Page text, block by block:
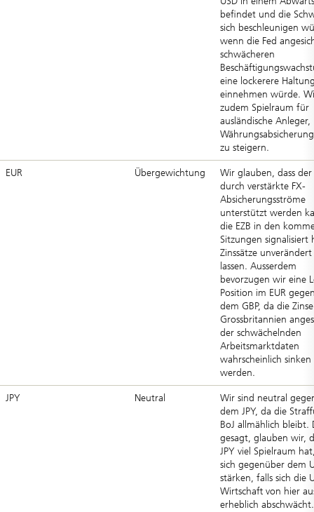
befindet und die
sich beschleunigen
wenn die Fed
schwächeren
eine lockerere
einnehmen würde.
zudem Spielraum für
ausländische Anleger,
zu steigern.
EUR Übergewichtung
Wir glauben, dass der
durch verstärkte FX-
Absicherungsströme
unterstützt werden
die EZB in den
Sitzungen signalisiert
Zinssätze
lassen. Ausserdem
bevorzugen wir eine
Position im EUR
dem GBP, da die
Grossbritannien
der schwächelnden
Arbeitsmarktdaten
wahrscheinlich sinken
werden.
JPY Neutral
Wir sind neutral
dem JPY, da die
BoJ allmählich bleibt.
gesagt, glauben wir,
JPY viel Spielraum
sich gegenüber dem
stärken, falls sich die
Wirtschaft von hier
erheblich abschwächt.